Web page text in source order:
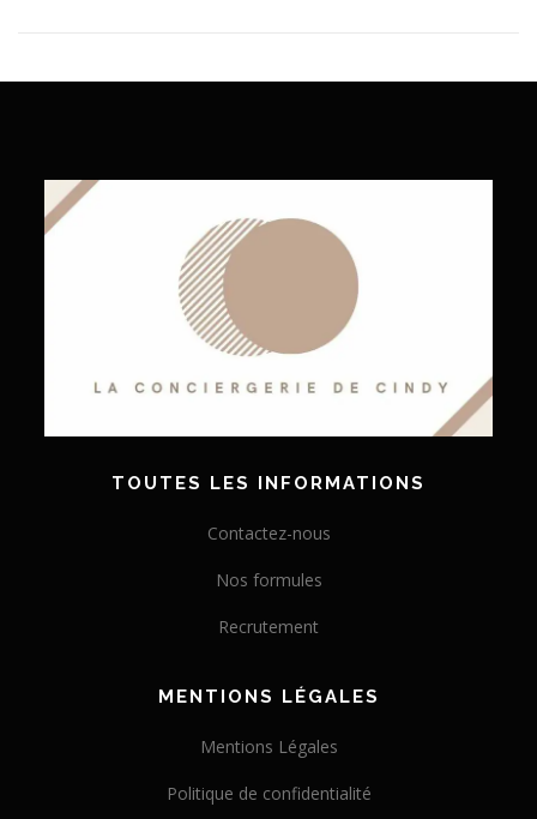
TOUTES LES INFORMATIONS
Contactez-nous
Nos formules
Recrutement
MENTIONS LÉGALES
Mentions Légales
Politique de confidentialité